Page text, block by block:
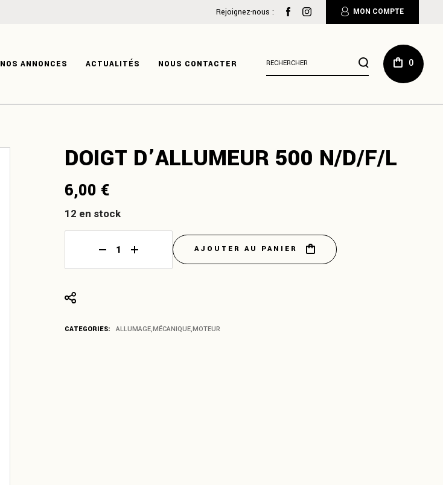
Rejoignez-nous : MON COMPTE
NOS ANNONCES ACTUALITÉS NOUS CONTACTER
de
recherche
0
:
DOIGT D’ALLUMEUR 500 N/D/F/L
6,00 €
12 en stock
Doigt d'allumeur 500 N/D/F/L quantity
AJOUTER AU PANIER
CATEGORIES: ALLUMAGE,MÉCANIQUE,MOTEUR